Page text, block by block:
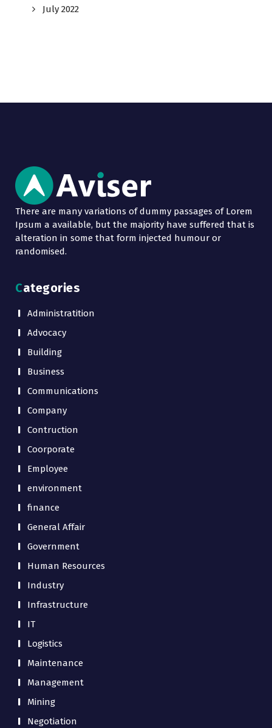
July 2022
There are many variations of dummy passages of Lorem
Ipsum a available, but the majority have suffered that is
alteration in some that form injected humour or
randomised.
Categories
Administratition
Advocacy
Building
Business
Communications
Company
Contruction
Coorporate
Employee
environment
finance
General Affair
Government
Human Resources
Industry
Infrastructure
IT
Logistics
Maintenance
Management
Mining
Negotiation